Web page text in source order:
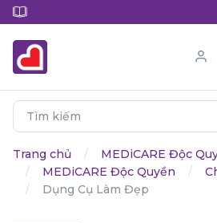
Trang chủ
MEDiCARE Độc
MEDiCARE Độc Quyền
Dụng Cụ Làm Đẹp